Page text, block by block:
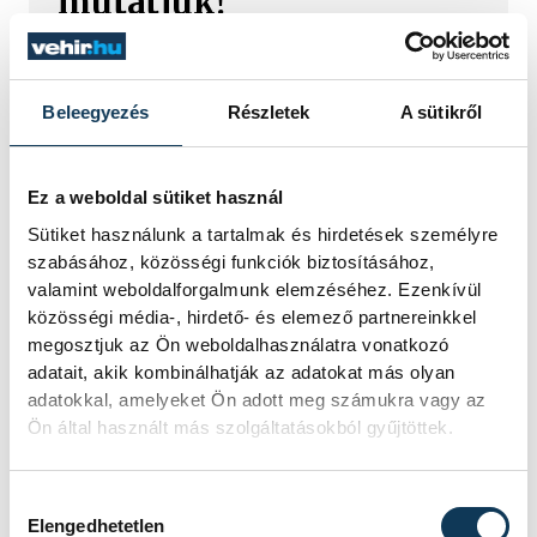
Beleegyezés Részletek A sütikről
Ez a weboldal sütiket használ
Sütiket használunk a tartalmak és hirdetések személyre
szabásához, közösségi funkciók biztosításához,
valamint weboldalforgalmunk elemzéséhez. Ezenkívül
közösségi média-, hirdető- és elemező partnereinkkel
megosztjuk az Ön weboldalhasználatra vonatkozó
adatait, akik kombinálhatják az adatokat más olyan
adatokkal, amelyeket Ön adott meg számukra vagy az
Ön által használt más szolgáltatásokból gyűjtöttek.
Elengedhetetlen
A Balatoni Kör idén tizenkettedik
alkalommal hirdette meg az év
strandétele versenyt, amelyre minden
eddiginél több, 22 vendéglátóhely 44
Meglepték az elemzőket
a júliusi inflációs adatok
Hatalmas meglepetésként értékelték
az elemzők a júliusi, 1,2 százalékos
inflációs adatot.